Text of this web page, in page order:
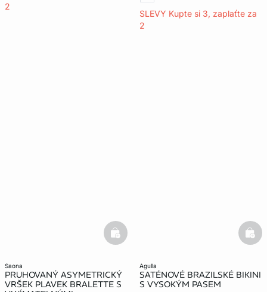
2
SLEVY Kupte si 3, zaplaťte za
2
saona
PRUHOVANÝ ASYMETRICKÝ
VRŠEK PLAVEK BRALETTE S
basketfull
agulla
SATÉNOVÉ BRAZILSKÉ BIKINI
S VYSOKÝM PASEM